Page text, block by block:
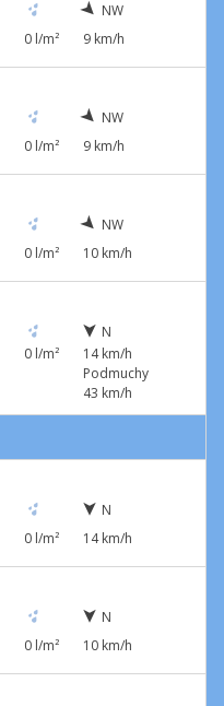
0 l/m²
NW
9 km/h
0 l/m²
NW
9 km/h
0 l/m²
NW
10 km/h
0 l/m²
N
14 km/h
Podmuchy
43 km/h
0 l/m²
N
14 km/h
0 l/m²
N
10 km/h